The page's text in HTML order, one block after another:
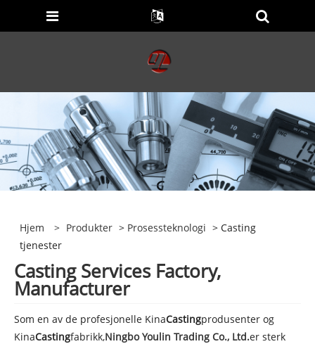
Hjem > Produkter > Prosessteknologi > Casting
tjenester
Casting Services Factory,
Manufacturer
Som en av de profesjonelle KinaCastingprodusenter og
KinaCastingfabrikk,Ningbo Youlin Trading Co., Ltd.er sterk